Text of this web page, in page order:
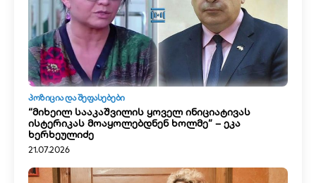
ᲞᲝᲖᲘᲪᲘᲐ ᲓᲐ ᲨᲔᲤᲐᲡᲔᲑᲔᲑᲘ
“მიხეილ სააკაშვილის ყოველ ინიციატივას
ისტერიკას მოაყოლებდნენ ხოლმე” – ეკა
ხერხეულიძე
21.07.2026